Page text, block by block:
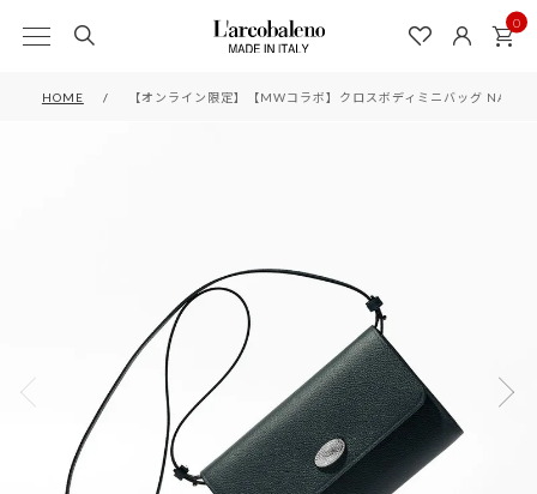
0
HOME 【オンライン限定】【MWコラボ】クロスボディミニバッグ